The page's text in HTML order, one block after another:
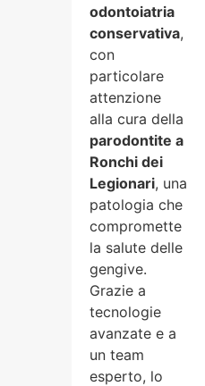
odontoiatria
conservativa,
con
particolare
attenzione
alla cura della
parodontite a
Ronchi dei
Legionari, una
patologia che
compromette
la salute delle
gengive.
Grazie a
tecnologie
avanzate e a
un team
esperto, lo